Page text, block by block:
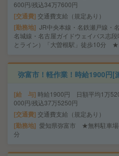
600円/残込34万7600円
交通費 交通費支給（規定あり）
勤務地 JR中央本線・名鉄瀬戸線・
名城線・名古屋ガイドウェイバス志
とライン）「大曽根駅」徒歩10分 ★
弥富市！軽作業！時給1900円[
給 与 時給1900円 日額平均1万
000円/残込37万5250円
交通費 交通費支給（規定あり）
勤務地 愛知県弥富市 ★無料駐車場
分